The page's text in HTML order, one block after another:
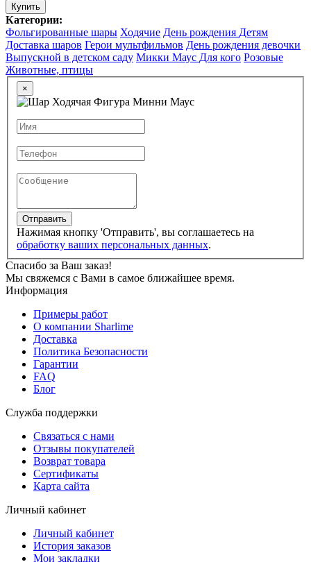
Купить
Категории:
Фольгированные шары Ходячие День рождения Детям
Доставка шаров Герои мультфильмов День рождения девочки
Выпускной в детском саду Микки Маус Для кого Розовые
Животные, птицы
×
Отправить
Нажимая кнопку 'Отправить', вы соглашаетесь на
обработку ваших персональных данных.
Спасибо за Ваш заказ!
Мы свяжемся с Вами в самое ближайшее время.
Информация
Примеры работ
О компании Sharlime
Доставка
Политика Безопасности
Гарантии
FAQ
Блог
Служба поддержки
Связаться с нами
Отзывы покупателей
Возврат товара
Сертификаты
Карта сайта
Личный кабинет
Личный кабинет
История заказов
Мои закладки